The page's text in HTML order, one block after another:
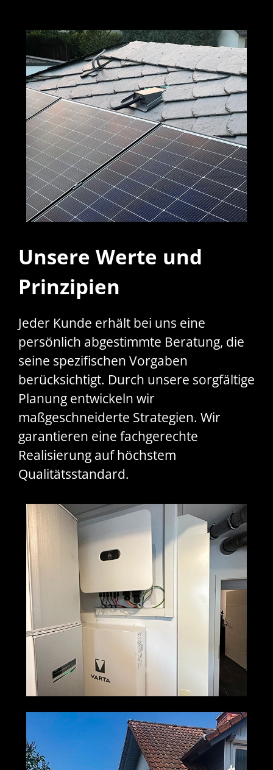
Unsere Werte und
Prinzipien
Jeder Kunde erhält bei uns eine
persönlich abgestimmte Beratung, die
seine spezifischen Vorgaben
berücksichtigt. Durch unsere sorgfältige
Planung entwickeln wir
maßgeschneiderte Strategien. Wir
garantieren eine fachgerechte
Realisierung auf höchstem
Qualitätsstandard.